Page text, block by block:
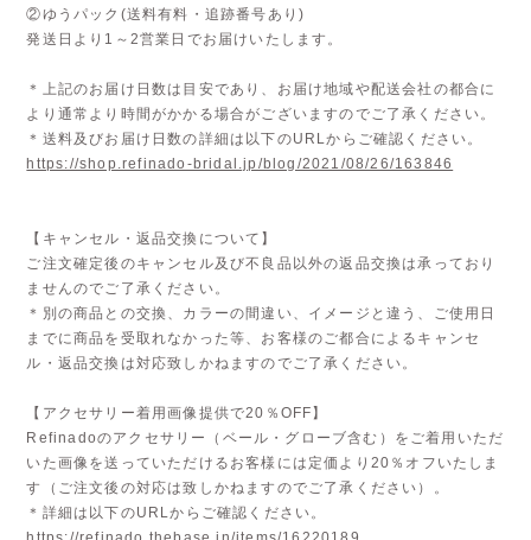
②ゆうパック(送料有料・追跡番号あり)
発送日より1～2営業日でお届けいたします。
＊上記のお届け日数は目安であり、お届け地域や配送会社の都合に
より通常より時間がかかる場合がございますのでご了承ください。
＊送料及びお届け日数の詳細は以下のURLからご確認ください。
https://shop.refinado-bridal.jp/blog/2021/08/26/163846
【キャンセル・返品交換について】
ご注文確定後のキャンセル及び不良品以外の返品交換は承っており
ませんのでご了承ください。
＊別の商品との交換、カラーの間違い、イメージと違う、ご使用日
までに商品を受取れなかった等、お客様のご都合によるキャンセ
ル・返品交換は対応致しかねますのでご了承ください。
【アクセサリー着用画像提供で20％OFF】
Refinadoのアクセサリー（ベール・グローブ含む）をご着用いただ
いた画像を送っていただけるお客様には定価より20％オフいたしま
す（ご注文後の対応は致しかねますのでご了承ください）。
＊詳細は以下のURLからご確認ください。